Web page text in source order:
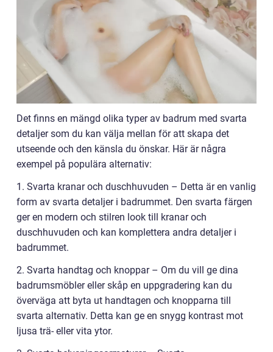
Det finns en mängd olika typer av badrum med svarta
detaljer som du kan välja mellan för att skapa det
utseende och den känsla du önskar. Här är några
exempel på populära alternativ:
1. Svarta kranar och duschhuvuden – Detta är en vanlig
form av svarta detaljer i badrummet. Den svarta färgen
ger en modern och stilren look till kranar och
duschhuvuden och kan komplettera andra detaljer i
badrummet.
2. Svarta handtag och knoppar – Om du vill ge dina
badrumsmöbler eller skåp en uppgradering kan du
överväga att byta ut handtagen och knopparna till
svarta alternativ. Detta kan ge en snygg kontrast mot
ljusa trä- eller vita ytor.